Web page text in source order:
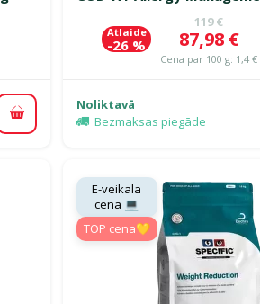
Pievienot grozam
Oriģinālā
119 €
Cena
87,98 €
Cena par 100 g: 1,4 €
Atlaide
-26 %
Noliktavā
Bezmaksas piegāde
E-veikala
cena 💻
TOP cena💛